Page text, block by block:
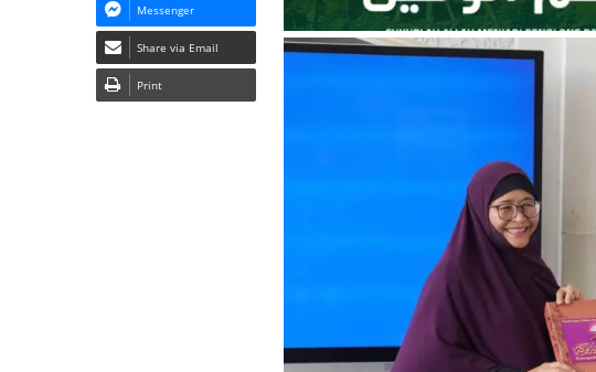
Messenger
Share via Email
Print